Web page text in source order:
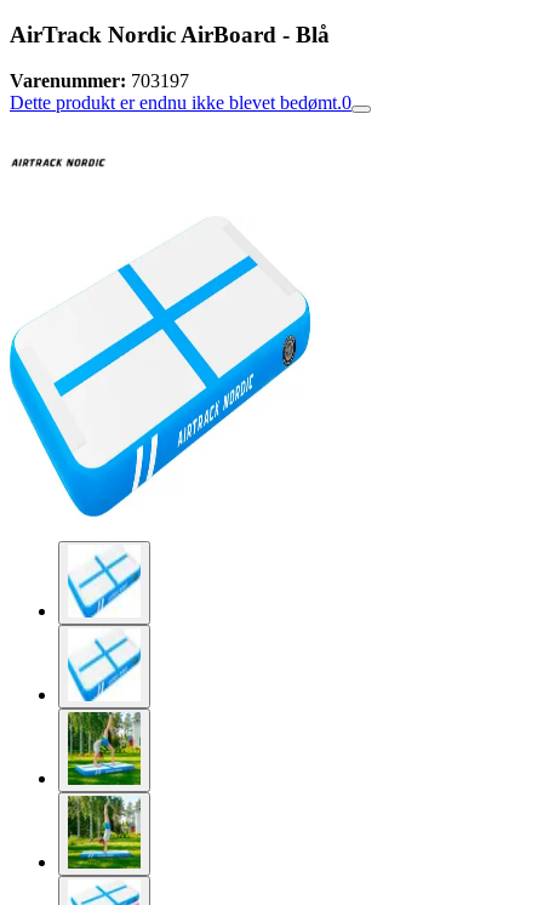
AirTrack Nordic AirBoard - Blå
Varenummer: 703197
Dette produkt er endnu ikke blevet bedømt.0